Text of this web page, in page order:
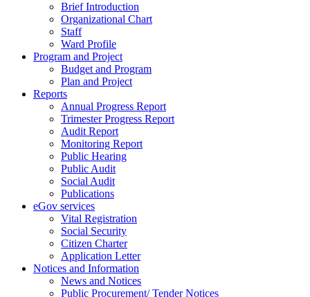
Brief Introduction
Organizational Chart
Staff
Ward Profile
Program and Project
Budget and Program
Plan and Project
Reports
Annual Progress Report
Trimester Progress Report
Audit Report
Monitoring Report
Public Hearing
Public Audit
Social Audit
Publications
eGov services
Vital Registration
Social Security
Citizen Charter
Application Letter
Notices and Information
News and Notices
Public Procurement/ Tender Notices